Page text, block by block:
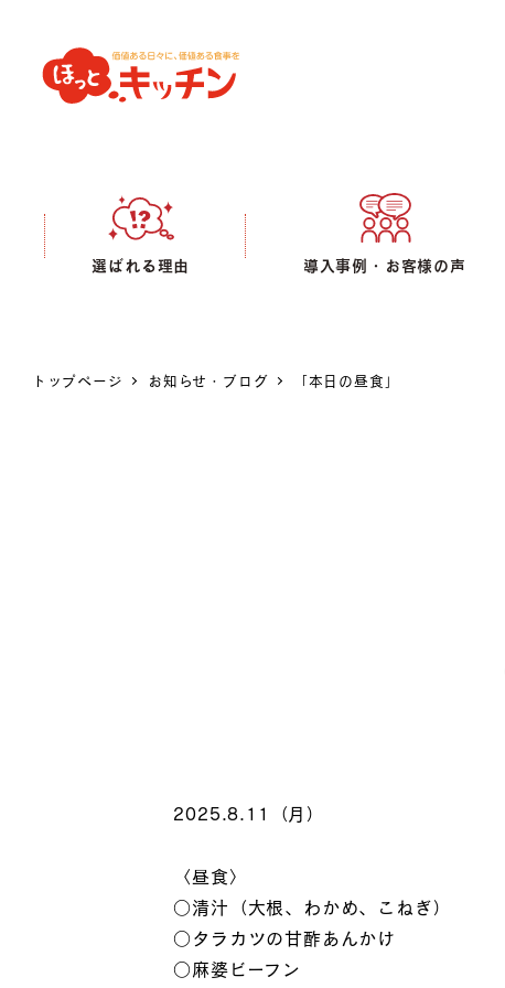
選ばれる理由 導入事例・お客様の声
トップページ お知らせ・ブログ 「本日の昼食」
2025.8.11（月）
〈昼食〉
○清汁（大根、わかめ、こねぎ）
○タラカツの甘酢あんかけ
○麻婆ビーフン